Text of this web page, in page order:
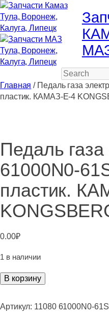
Search
Главная / Педаль газа
пластик. КАМАЗ-Е-4
Педаль
61000N0-
пластик.
0.00₽
1 в наличии
Количество
газа
В корзину
Артикул: 11080 61000N0-